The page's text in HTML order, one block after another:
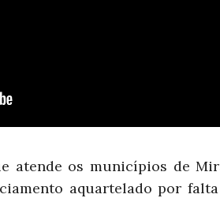
atende os municípios de
aquartelado por falta